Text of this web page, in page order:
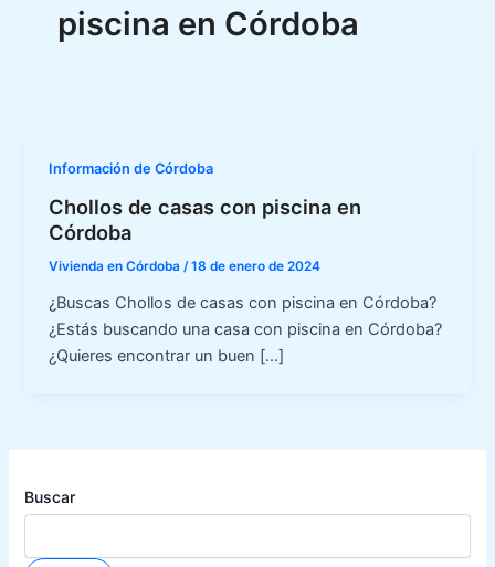
piscina en Córdoba
Información de Córdoba
Chollos de casas con piscina en
Córdoba
Vivienda en Córdoba/18 de enero de 2024
¿Buscas Chollos de casas con piscina en Córdoba?
¿Estás buscando una casa con piscina en Córdoba?
¿Quieres encontrar un buen […]
Buscar